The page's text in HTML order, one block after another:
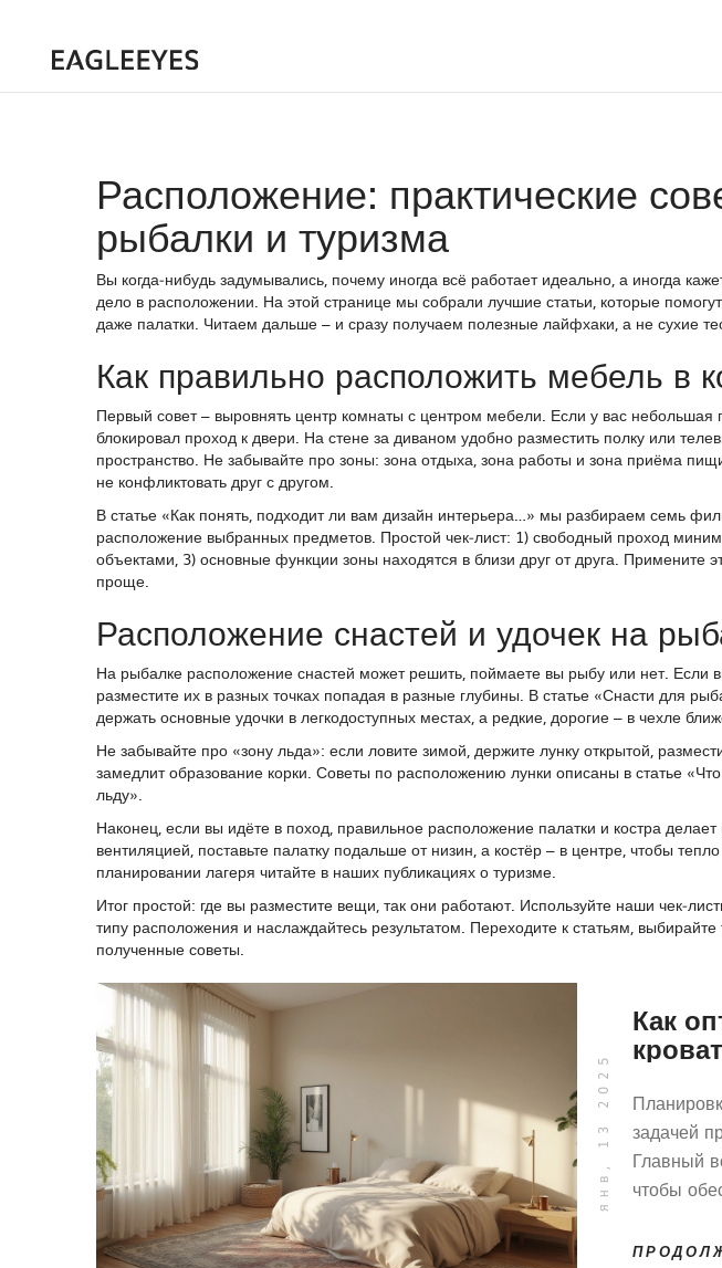
Расположение: практические
рыбалки и туризма
Вы когда‑нибудь задумывались, почему иногда всё работает идеально, а иногда
дело в расположении. На этой странице мы собрали лучшие статьи, которые
даже палатки. Читаем дальше – и сразу получаем полезные лайфхаки, а не сухие
Как правильно расположить мебель в
Первый совет – выровнять центр комнаты с центром мебели. Если у вас небольшая
блокировал проход к двери. На стене за диваном удобно разместить полку или
пространство. Не забывайте про зоны: зона отдыха, зона работы и зона приёма
не конфликтовать друг с другом.
В статье «Как понять, подходит ли вам дизайн интерьера…» мы разбираем семь
расположение выбранных предметов. Простой чек‑лист: 1) свободный проход
объектами, 3) основные функции зоны находятся в близи друг от друга. Примените
проще.
Расположение снастей и удочек на
На рыбалке расположение снастей может решить, поймаете вы рыбу или нет. Если
разместите их в разных точках попадая в разные глубины. В статье «Снасти для
держать основные удочки в легкодоступных местах, а редкие, дорогие – в чехле
Не забывайте про «зону льда»: если ловите зимой, держите лунку открытой,
замедлит образование корки. Советы по расположению лунки описаны в статье
льду».
Наконец, если вы идёте в поход, правильное расположение палатки и костра
вентиляцией, поставьте палатку подальше от низин, а костёр – в центре, чтобы
планировании лагеря читайте в наших публикациях о туризме.
Итог простой: где вы разместите вещи, так они работают. Используйте наши
типу расположения и наслаждайтесь результатом. Переходите к статьям,
полученные советы.
янв, 13 2025
Как
задачей
Главный
чтобы